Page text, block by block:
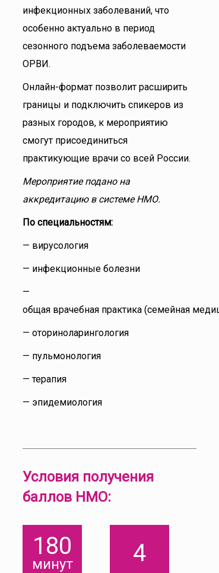
инфекционных заболеваний, что
особенно актуально в период
сезонного подъема заболеваемости
ОРВИ.
Онлайн-формат позволит расширить
границы и подключить спикеров из
разных городов, к мероприятию
смогут присоединиться
практикующие врачи со всей России.
Мероприятие подано на
аккредитацию в системе НМО.
По специальностям:
— вирусология
— инфекционные болезни
—
общая врачебная практика (семейная
— оториноларингология
— пульмонология
— терапия
— эпидемиология
Условия получения
баллов НМО:
180
минут 4